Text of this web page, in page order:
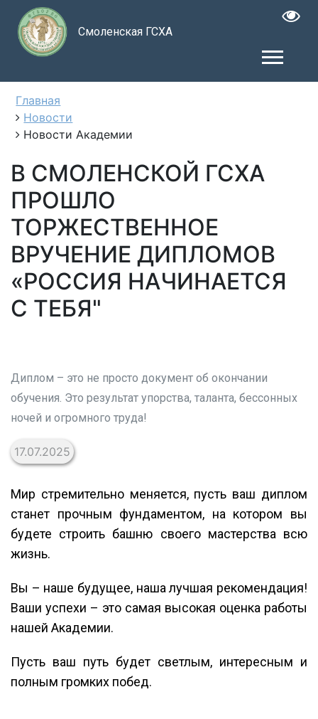
Смоленская ГСХА
Главная
Новости
Новости Академии
В СМОЛЕНСКОЙ ГСХА
ПРОШЛО
ТОРЖЕСТВЕННОЕ
ВРУЧЕНИЕ ДИПЛОМОВ
«РОССИЯ НАЧИНАЕТСЯ
С ТЕБЯ"
Диплом – это не просто документ об окончании
обучения. Это результат упорства, таланта, бессонных
ночей и огромного труда!
17.07.2025
Мир стремительно меняется, пусть ваш диплом
станет прочным фундаментом, на котором вы
будете строить башню своего мастерства всю
жизнь.
Вы – наше будущее, наша лучшая рекомендация!
Ваши успехи – это самая высокая оценка работы
нашей Академии.
Пусть ваш путь будет светлым, интересным и
полным громких побед.